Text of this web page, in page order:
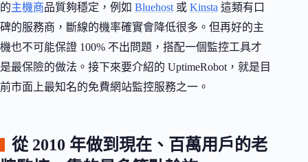
的主機商品質夠穩定，例如 Bluehost 或 Kinsta 這類有口
碑的服務商，斷線的機率確實會降低很多。但再好的主
機也不可能保證 100% 不出問題，搭配一個監控工具才
是最保險的做法。接下來要介紹的 UptimeRobot，就是目
前市面上最知名的免費網站監控服務之一。
從 2010 年做到現在、百萬用戶的老